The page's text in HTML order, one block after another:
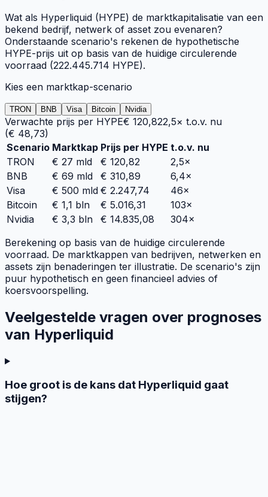
Wat als Hyperliquid (HYPE) de marktkapitalisatie van een
bekend bedrijf, netwerk of asset zou evenaren?
Onderstaande scenario's rekenen de hypothetische
HYPE-prijs uit op basis van de huidige circulerende
voorraad (222.445.714 HYPE).
Kies een marktkap-scenario
TRON BNB Visa Bitcoin Nvidia
Verwachte prijs per HYPE€ 120,822,5× t.o.v. nu
(€ 48,73)
Scenario Marktkap Prijs per HYPE t.o.v. nu
TRON
€ 27 mld € 120,82
2,5×
BNB
€ 69 mld € 310,89
6,4×
Visa
€ 500 mld € 2.247,74
46×
Bitcoin
€ 1,1 bln € 5.016,31
103×
Nvidia
€ 3,3 bln € 14.835,08
304×
Berekening op basis van de huidige circulerende
voorraad. De marktkappen van bedrijven, netwerken en
assets zijn benaderingen ter illustratie. De scenario's zijn
puur hypothetisch en geen financieel advies of
koersvoorspelling.
Veelgestelde vragen over prognoses
van Hyperliquid
Hoe groot is de kans dat Hyperliquid gaat
stijgen?